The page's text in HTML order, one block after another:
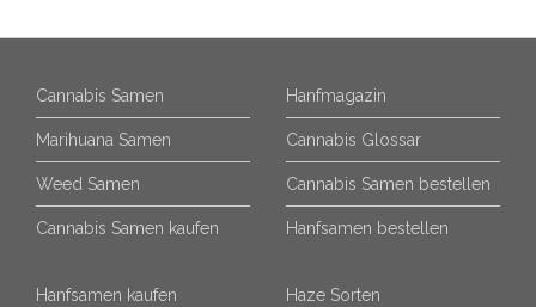
Cannabis Samen
Marihuana Samen
Weed Samen
Cannabis Samen kaufen
Hanfmagazin
Cannabis Glossar
Cannabis Samen bestellen
Hanfsamen bestellen
Hanfsamen kaufen Haze Sorten